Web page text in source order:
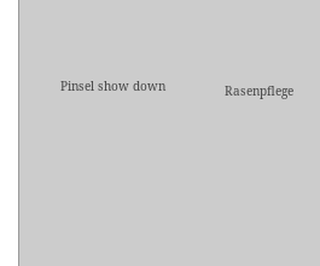
Pinsel show down
Rasenpflege